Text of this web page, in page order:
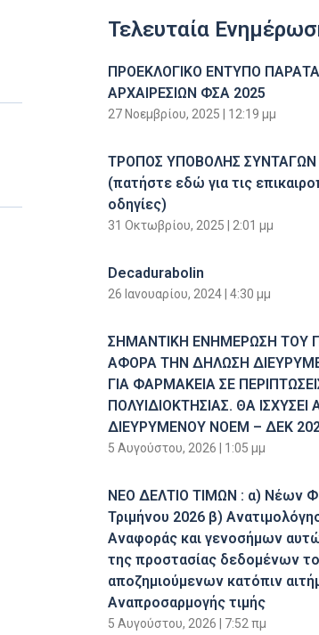
Τελευταία
ΠΡΟΕΚΛΟΓΙΚΟ ΕΝΤΥΠΟ
ΑΡΧΑΙΡΕΣΙΩΝ ΦΣΑ 2025
27 Νοεμβρίου, 2025 12:19 μμ
ΤΡΟΠΟΣ ΥΠΟΒΟΛΗΣ
(πατήστε εδώ για τις
οδηγίες)
31 Οκτωβρίου, 2025 2:01 μμ
Decadurabolin
26 Ιανουαρίου, 2024 4:30 μμ
ΣΗΜΑΝΤΙΚΗ ΕΝΗΜΕΡΩΣΗ ΤΟΥ
ΑΦΟΡΑ ΤΗΝ ΔΗΛΩΣΗ
ΓΙΑ ΦΑΡΜΑΚΕΙΑ ΣΕ
ΠΟΛΥΙΔΙΟΚΤΗΣΙΑΣ. ΘΑ
ΔΙΕΥΡΥΜΕΝΟΥ ΝΟΕΜ – ΔΕΚ
5 Αυγούστου, 2026 1:05 μμ
ΝΕΟ ΔΕΛΤΙΟ ΤΙΜΩΝ : α) Νέων
Τριμήνου 2026 β)
Αναφοράς και γενοσήμων
της προστασίας δεδομένων
αποζημιούμενων κατόπιν
Αναπροσαρμογής τιμής
5 Αυγούστου, 2026 7:52 πμ